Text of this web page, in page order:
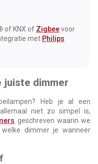
of KNX of Zigbeevoor
met Philips
juiste dimmer
Heb je al een
niet zo simpel is,
geschreven waarin we
dimmer je wanneer